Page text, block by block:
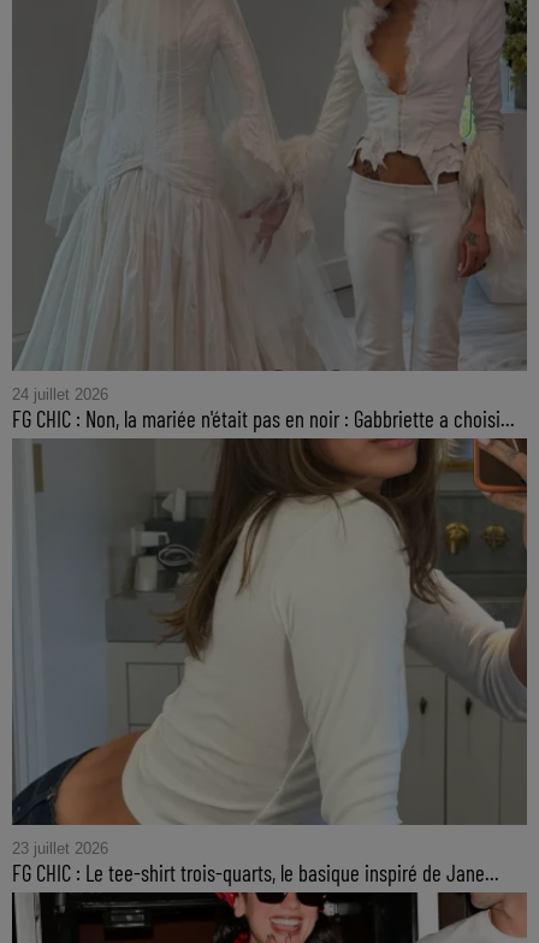
24 juillet 2026
FG CHIC : Non, la mariée n'était pas en noir : Gabbriette a choisi...
23 juillet 2026
FG CHIC : Le tee-shirt trois-quarts, le basique inspiré de Jane...